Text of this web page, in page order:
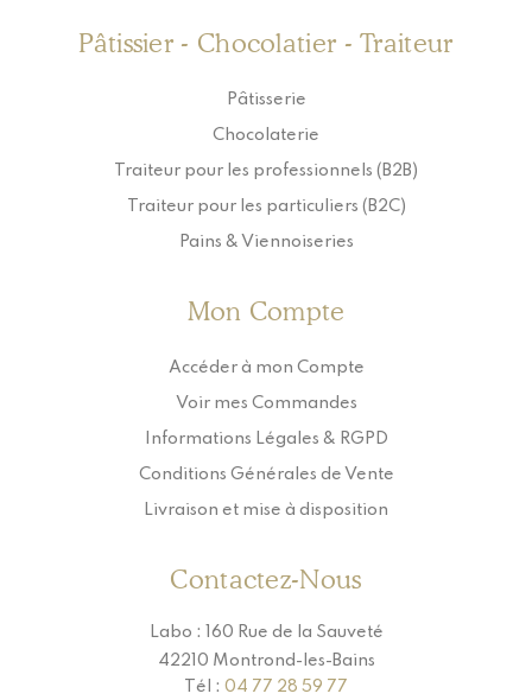
Pâtissier - Chocolatier - Traiteur
Pâtisserie
Chocolaterie
Traiteur pour les professionnels (B2B)
Traiteur pour les particuliers (B2C)
Pains & Viennoiseries
Mon Compte
Accéder à mon Compte
Voir mes Commandes
Informations Légales & RGPD
Conditions Générales de Vente
Livraison et mise à disposition
Contactez-Nous
Labo : 160 Rue de la Sauveté
42210 Montrond-les-Bains
Tél : 04 77 28 59 77